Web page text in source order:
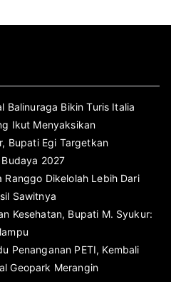
Balinuraga Bikin Turis Italia
Ikut Menyaksikan
Bupati Egi Targetkan
2027
Ranggo Dikelolah Lebih Dari
Sawitnya
Kesehatan, Bupati M. Syukur:
Penanganan PETI, Kembali
Geopark Merangin